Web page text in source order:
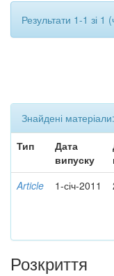
Результати 1-1 зі
Знайдені матеріали:
Тип
Дата
випуску
Article 1-січ-2011
Розкриття